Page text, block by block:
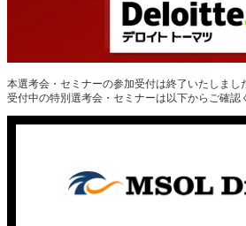
本選考会・セミナーの参加受付は終了いたしまし
受付中の特別選考会・セミナーは以下からご確認